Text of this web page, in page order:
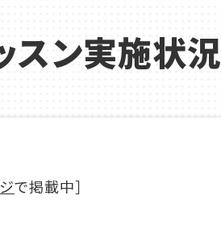
スン実施状況
で掲載中］